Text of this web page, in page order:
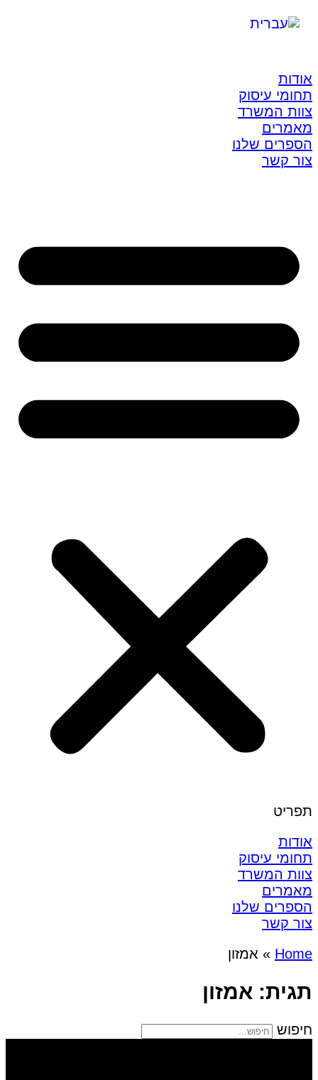
אודות
תחומי עיסוק
צוות המשרד
מאמרים
הספרים שלנו
צור קשר
תפריט
אודות
תחומי עיסוק
צוות המשרד
מאמרים
הספרים שלנו
צור קשר
Home
» אמזון
תגית: אמזון
חיפוש